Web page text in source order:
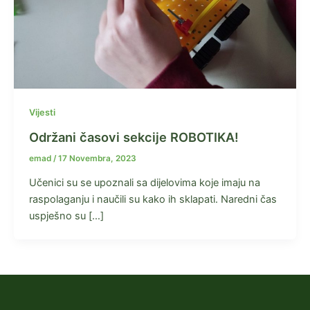
Vijesti
Održani časovi sekcije ROBOTIKA!
emad /17 Novembra, 2023
Učenici su se upoznali sa dijelovima koje imaju na
raspolaganju i naučili su kako ih sklapati. Naredni čas
uspješno su […]